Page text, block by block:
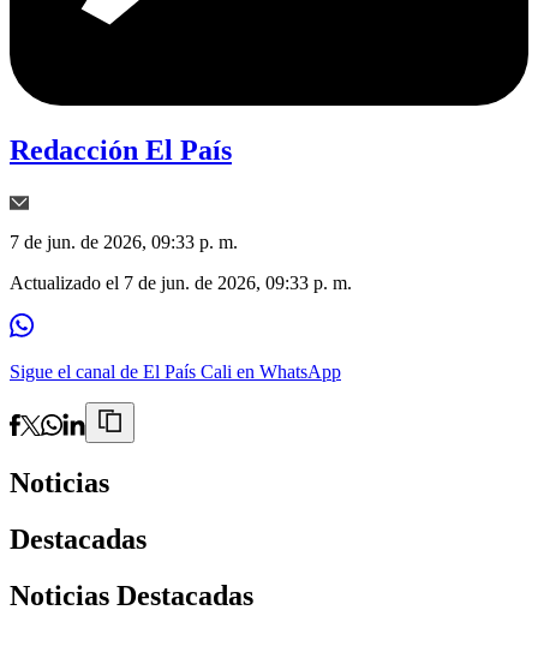
Redacción El País
7 de jun. de 2026, 09:33 p. m.
Actualizado el 7 de jun. de 2026, 09:33 p. m.
Sigue el canal de El País Cali en WhatsApp
Noticias
Destacadas
Noticias Destacadas